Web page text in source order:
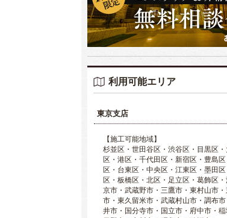
利用可能エリア
東京支店
【施工可能地域】
杉並区・世田谷区・渋谷区・目黒区
区・港区・千代田区・新宿区・豊島
区・台東区・中央区・江東区・墨田
区・板橋区・北区・足立区・葛飾区
京市・武蔵野市・三鷹市・東村山市
市・東久留米市・武蔵村山市・調布
井市・国分寺市・国立市・府中市・稲